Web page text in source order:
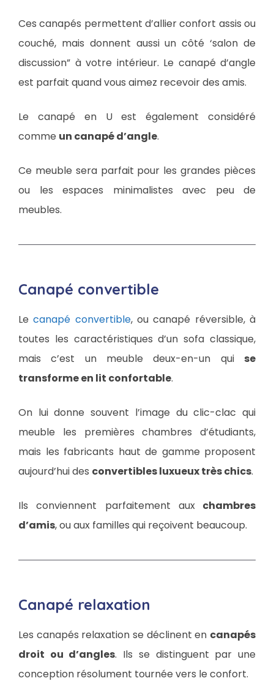
Ces canapés permettent d’allier confort assis ou
couché, mais donnent aussi un côté ‘salon de
discussion” à votre intérieur. Le canapé d’angle
est parfait quand vous aimez recevoir des amis.
Le canapé en U est également considéré
comme un canapé d’angle.
Ce meuble sera parfait pour les grandes pièces
ou les espaces minimalistes avec peu de
meubles.
Canapé convertible
Lecanapé convertible, ou canapé réversible, à
toutes les caractéristiques d’un sofa classique,
mais c’est un meuble deux-en-un qui se
transforme en lit confortable.
On lui donne souvent l’image du clic-clac qui
meuble les premières chambres d’étudiants,
mais les fabricants haut de gamme proposent
aujourd’hui des convertibles luxueux très chics.
Ils conviennent parfaitement auxchambres
d’amis, ou aux familles qui reçoivent beaucoup.
Canapé relaxation
Les canapés relaxation se déclinent en canapés
droit ou d’angles. Ils se distinguent par une
conception résolument tournée vers le confort.